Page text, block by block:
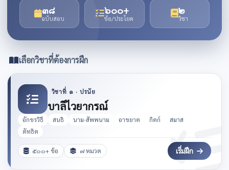
๓๘
ฉบับสอบ
๖๐๐+
ข้อ/ประโยค
๒
วิชา
เลือกวิชาที่ต้องการฝึก
วิชาที่ ๑ · ปรนัย
บาลีไวยากรณ์
อักขรวิธี สนธิ นาม-สัพพนาม อาขยาต กิตก์
สมาส
ตัทธิต
๕๐๐+ ข้อ ๗ หมวด เริ่มฝึก